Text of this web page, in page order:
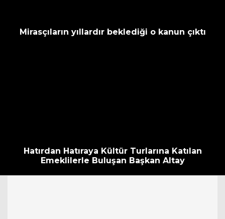
Mirasçıların yıllardır beklediği o kanun çıktı
Hatırdan Hatıraya Kültür Turlarına Katılan
Emeklilerle Buluşan Başkan Altay